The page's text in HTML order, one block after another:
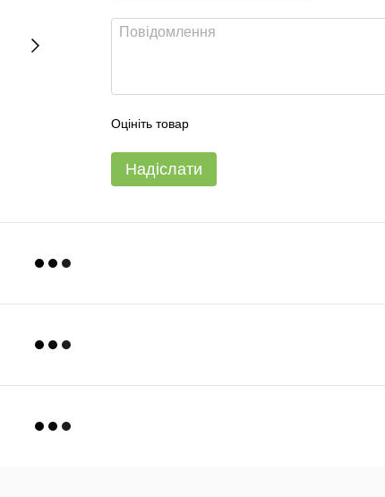
Оцініть товар
Надіслати